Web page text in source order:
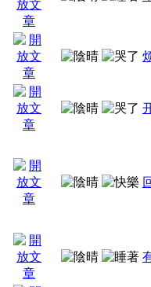
外生枝,
心情日記
煩請大家
環境. 多謝!
LeoFish